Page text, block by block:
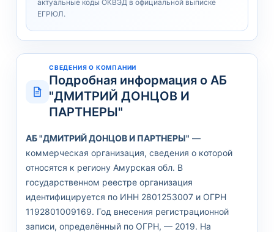
актуальные коды ОКВЭД в официальной выписке
ЕГРЮЛ.
СВЕДЕНИЯ О КОМПАНИИ
Подробная информация о АБ
"ДМИТРИЙ ДОНЦОВ И
ПАРТНЕРЫ"
АБ "ДМИТРИЙ ДОНЦОВ И ПАРТНЕРЫ" —
коммерческая организация, сведения о которой
относятся к региону Амурская обл. В
государственном реестре организация
идентифицируется по ИНН 2801253007 и ОГРН
1192801009169. Год внесения регистрационной
записи, определённый по ОГРН, — 2019. На